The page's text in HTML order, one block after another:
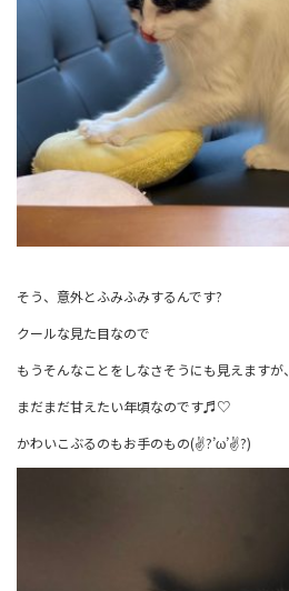
そう、意外とふみふみするんです?
クールな見た目なので
もうそんなことをしなさそうにも見えますが、
まだまだ甘えたい年頃なのです♬︎♡
かわいこぶるのもお手のもの(✌?’ω’✌?)